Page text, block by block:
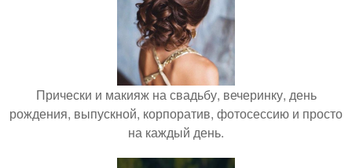
Прически и макияж на свадьбу, вечеринку, день
рождения, выпускной, корпоратив, фотосессию и просто
на каждый день.